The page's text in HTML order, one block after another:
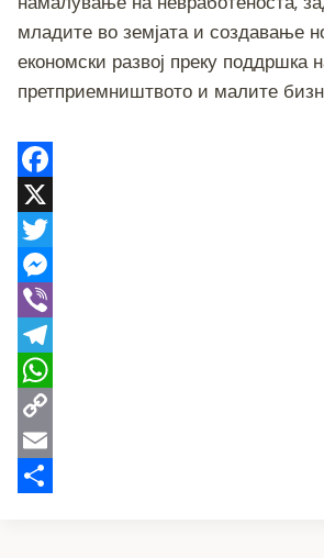
младите во земјата и создавање
економски развој преку поддршка
претприемништвото и малите
F
a
c
e
b
o
o
k
X
T
w
t
t
e
r
M
e
s
s
e
n
V
b
e
r
T
e
e
W
h
a
C
oE